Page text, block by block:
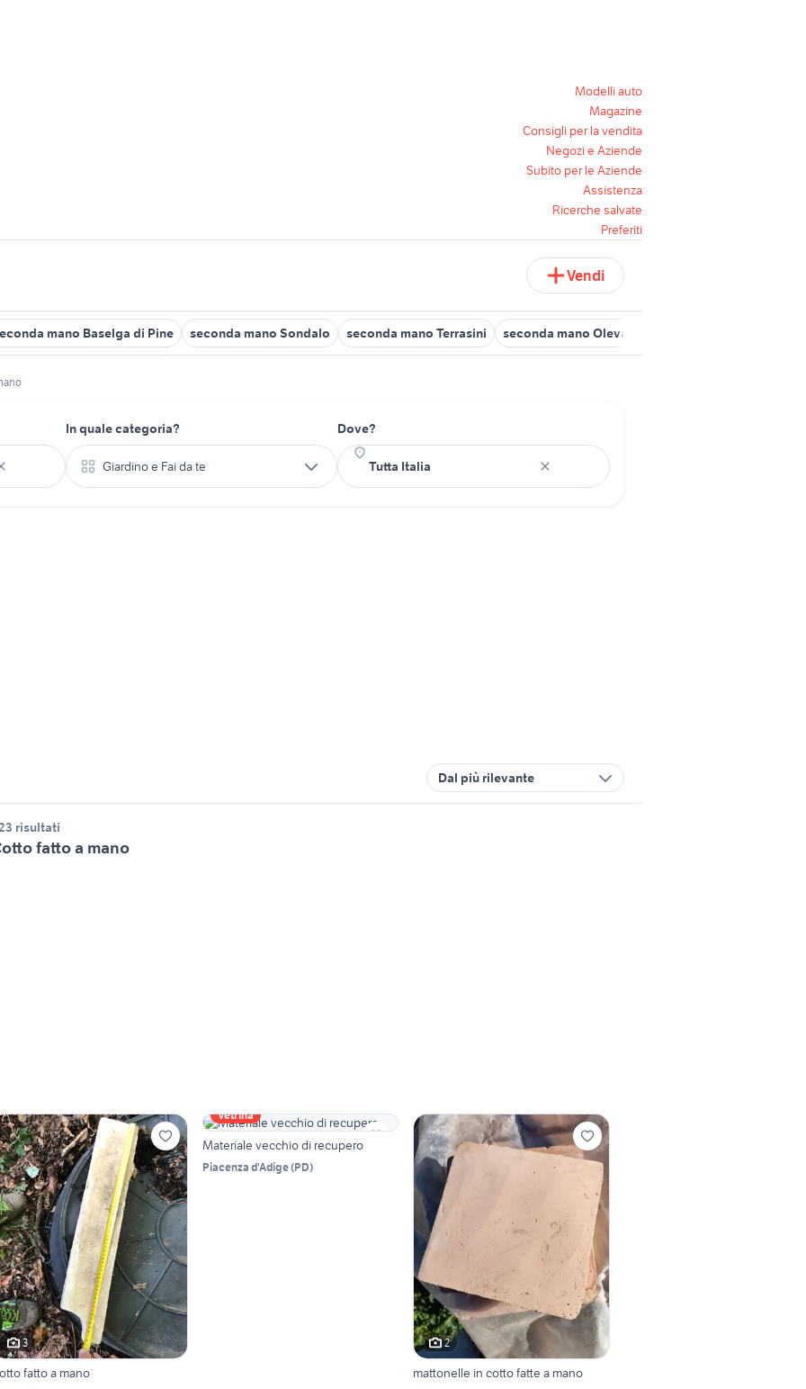
Modelli auto
Magazine
Consigli per la vendita
Negozi e Aziende
Subito per le Aziende
Assistenza
Ricerche salvate
Preferiti
Vendi
mano Baselga di Pine seconda mano Sondalo seconda mano Terrasini seconda mano Olevano Romano
In quale categoria?
Giardino e Fai da te
Dove?
Dal più rilevante
risultati
fatto a mano
3
fatto a mano
Vetrina
Materiale vecchio di recupero
Piacenza d'Adige(PD)
2
mattonelle in cotto fatte a mano